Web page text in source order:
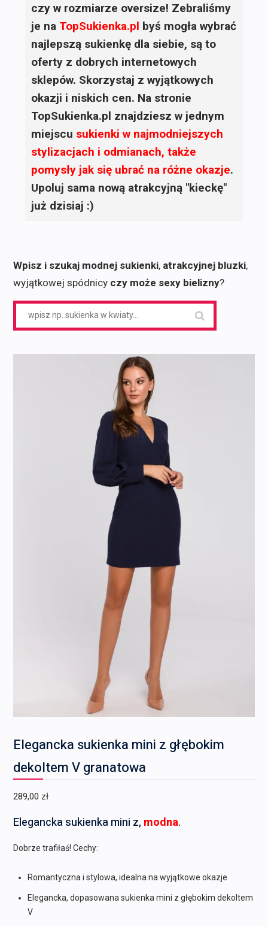
czy w rozmiarze oversize! Zebraliśmy
je na TopSukienka.pl byś mogła wybrać
najlepszą sukienkę dla siebie, są to
oferty z dobrych internetowych
sklepów. Skorzystaj z wyjątkowych
okazji i niskich cen. Na stronie
TopSukienka.pl znajdziesz w jednym
miejscu sukienki w najmodniejszych
stylizacjach i odmianach, także
pomysły jak się ubrać na różne okazje.
Upoluj sama nową atrakcyjną "kieckę"
już dzisiaj :)
Wpisz i szukaj modnej sukienki, atrakcyjnej bluzki,
wyjątkowej spódnicy czy może sexy bielizny?
Elegancka sukienka mini z głębokim
dekoltem V granatowa
289,00 zł
Elegancka sukienka mini z, modna.
Dobrze trafiłaś! Cechy:
Romantyczna i stylowa, idealna na wyjątkowe okazje
Elegancka, dopasowana sukienka mini z głębokim dekoltem
V